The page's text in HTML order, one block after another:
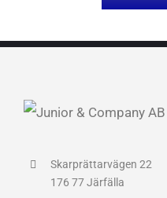
Skarprättarvägen 22
176 77 Järfälla